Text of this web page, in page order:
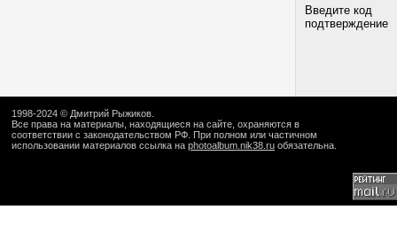
Введите код
подтверждение
1998-2024 © Дмитрий Рыжиков
Все права на материалы, находящиеся на сайте, охраняются в
соответствии с законодательством РФ. При полном или частичном
использовании материалов ссылка на photoalbum.nik38.ru обязательна.